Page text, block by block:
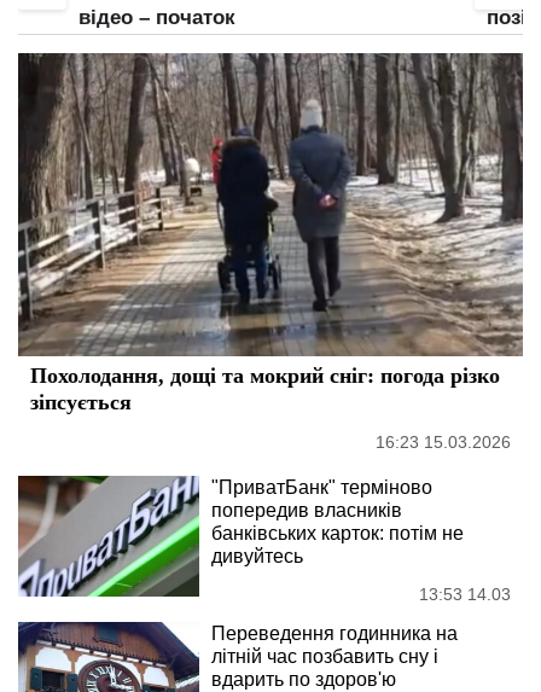
позі: "стиль собачки" відпочиває
Похолодання, дощі та мокрий сніг: погода різко
зіпсується
16:23 15.03.2026
"ПриватБанк" терміново
попередив власників
банківських карток: потім не
дивуйтесь
13:53 14.03
Переведення годинника на
літній час позбавить сну і
вдарить по здоров'ю